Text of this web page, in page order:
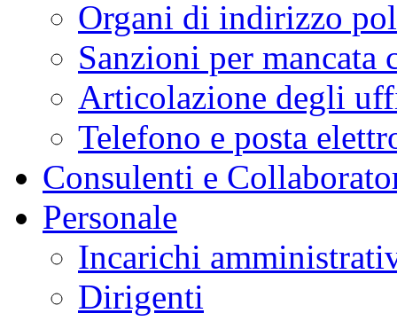
Organi di indirizzo
Sanzioni per mancata
Articolazione degli
Telefono e posta
Consulenti e
Personale
Incarichi
Dirigenti